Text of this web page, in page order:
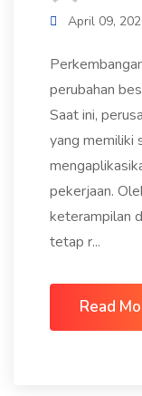
April 09,
perubahan
Saat ini,
yang memiliki
pekerjaan.
keterampilan
tetap r...
Read